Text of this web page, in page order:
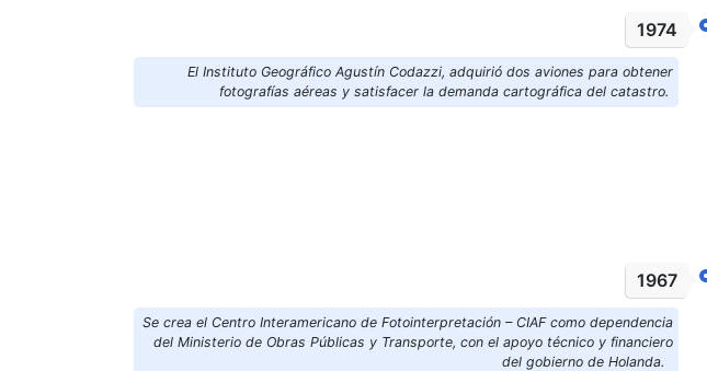
1974
El Instituto Geográfico Agustín Codazzi, adquirió dos aviones para obtener
fotografías aéreas y satisfacer la demanda cartográfica del catastro.
1967
Se crea el Centro Interamericano de Fotointerpretación – CIAF como dependencia
del Ministerio de Obras Públicas y Transporte, con el apoyo técnico y financiero
del gobierno de Holanda.